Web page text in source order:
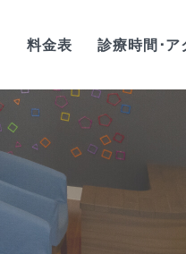
料金表 診療時間･ア